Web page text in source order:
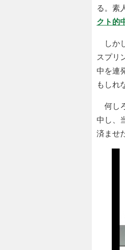
る。素
クト的
しか
スプリ
中を連
もしれ
何し
中し、
済ませ